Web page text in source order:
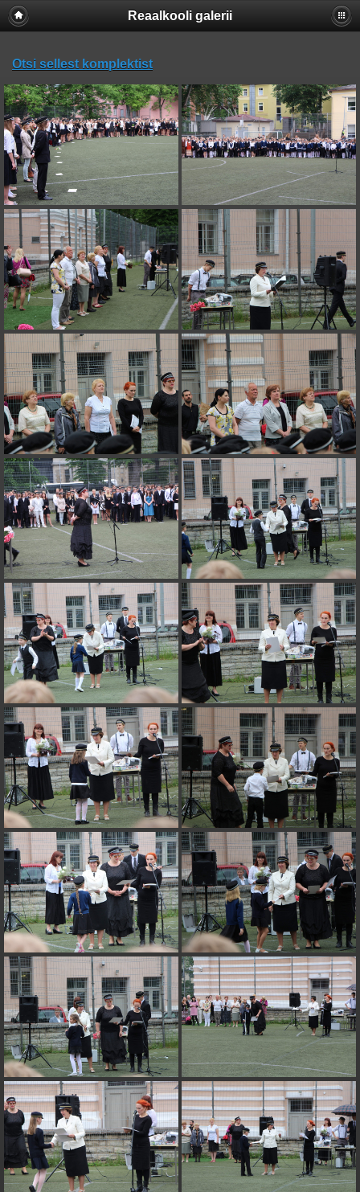
Reaalkooli galerii
Otsi sellest komplektist